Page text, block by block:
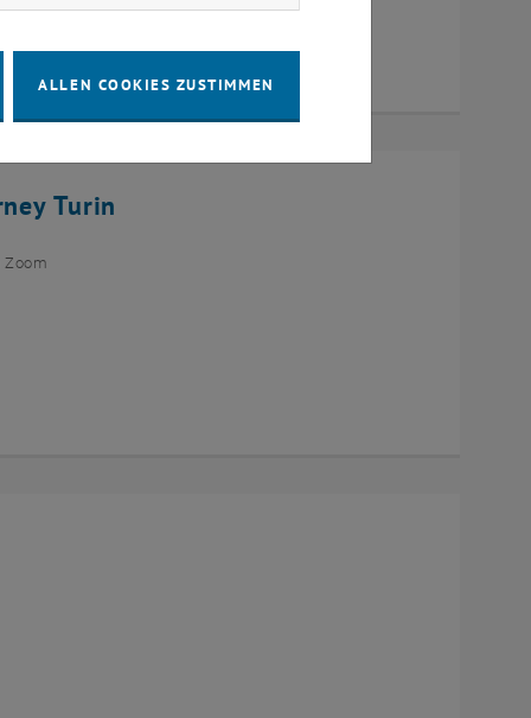
Turin
Zoom
ALLEN COOKIES ZUSTIMMEN